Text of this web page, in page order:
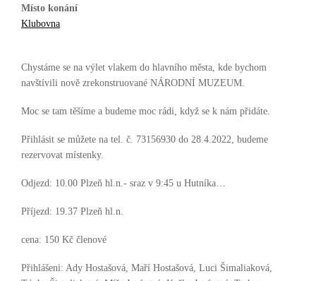
Místo konání
Klubovna
Chystáme se na výlet vlakem do hlavního města, kde bychom
navštívili nově zrekonstruované NÁRODNÍ MUZEUM.
Moc se tam těšíme a budeme moc rádi, když se k nám přidáte.
Přihlásit se můžete na tel. č. 73156930 do 28.4.2022, budeme
rezervovat místenky.
Odjezd: 10.00 Plzeň hl.n.- sraz v 9:45 u Hutníka…
Příjezd: 19.37 Plzeň hl.n.
cena: 150 Kč členové
Přihlášeni: Ady Hostašová, Maří Hostašová, Luci Šimaliaková,